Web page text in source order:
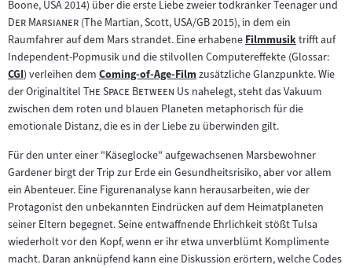
Filmarchiv:
Boone, USA 2014) über die erste Liebe zweier todkranker Teenager und
Der Marsianer"(The Martian, Scott, USA/GB 2015), in dem ein
Raumfahrer auf dem Mars strandet. Eine erhabeneZum
Inhalt:
Filmmusiktrifft auf
Independent-Popmusik und die stilvollen Computereffekte (Glossar:
Zum
Inhalt:
CGI) verleihen dem Zum
Inhalt:
Coming-of-Age-Filmzusätzliche Glanzpunkte. Wie
der Originaltitel "
The Space Between Us "nahelegt, steht das Vakuum
zwischen dem roten und blauen Planeten metaphorisch für die
emotionale Distanz, die es in der Liebe zu überwinden gilt.
Für den unter einer "Käseglocke" aufgewachsenen Marsbewohner
Gardener birgt der Trip zur Erde ein Gesundheitsrisiko, aber vor allem
ein Abenteuer. Eine Figurenanalyse kann herausarbeiten, wie der
Protagonist den unbekannten Eindrücken auf dem Heimatplaneten
seiner Eltern begegnet. Seine entwaffnende Ehrlichkeit stößt Tulsa
wiederholt vor den Kopf, wenn er ihr etwa unverblümt Komplimente
macht. Daran anknüpfend kann eine Diskussion erörtern, welche Codes